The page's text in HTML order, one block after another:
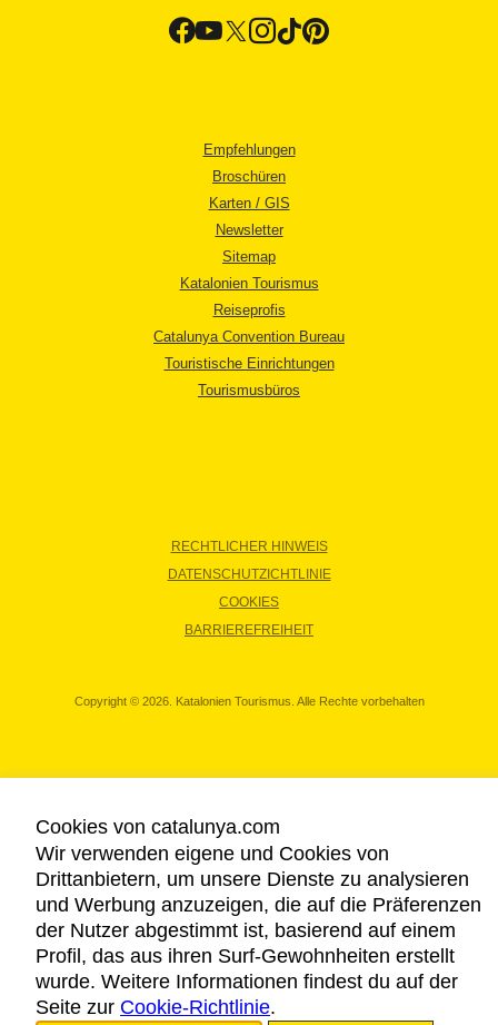
Empfehlungen
Broschüren
Karten / GIS
Newsletter
Sitemap
Katalonien Tourismus
Reiseprofis
Catalunya Convention Bureau
Touristische Einrichtungen
Tourismusbüros
RECHTLICHER HINWEIS
DATENSCHUTZICHTLINIE
COOKIES
BARRIEREFREIHEIT
Copyright © 2026. Katalonien Tourismus. Alle Rechte vorbehalten
Cookies von catalunya.com
Wir verwenden eigene und Cookies von
Drittanbietern, um unsere Dienste zu analysieren
und Werbung anzuzeigen, die auf die Präferenzen
der Nutzer abgestimmt ist, basierend auf einem
Profil, das aus ihren Surf-Gewohnheiten erstellt
wurde. Weitere Informationen findest du auf der
Seite zur Cookie-Richtlinie.